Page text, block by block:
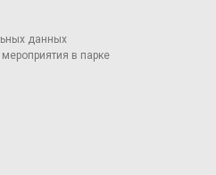
данных
в парке